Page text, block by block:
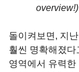
overview!)
돌이켜보면, 지
훨씬 명확해졌
영역에서 유력한